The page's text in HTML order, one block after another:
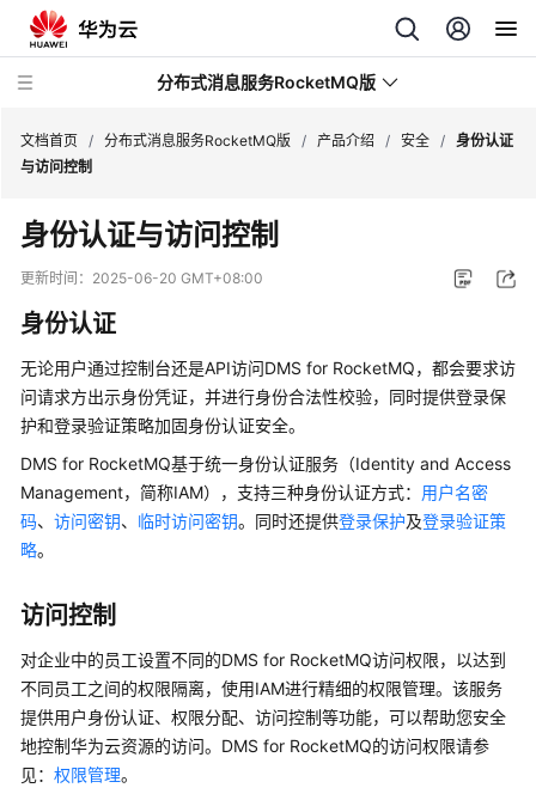
分布式消息服务RocketMQ版
最
新
动
务
公
告
品
介
图
Kafka、
RabbitMQ
和
RocketMQ
的
文档首页 / 分布式消息服务RocketMQ版 / 产品介绍 / 安全 / 身份认证
与访问控制
身份认证与访问控制
更新时间： 2025-06-20 GMT+08:00
身份认证
无论用户通过控制台还是API访问DMS for RocketMQ，都会要求访
问请求方出示身份凭证，并进行身份合法性校验，同时提供登录保
护和登录验证策略加固身份认证安全。
DMS for RocketMQ基于统一身份认证服务（Identity and Access
Management，简称IAM），支持三种身份认证方式： 用户名密
码、 访问密钥、 临时访问密钥。同时还提供登录保护及登录验证策
略。
访问控制
对企业中的员工设置不同的DMS for RocketMQ访问权限，以达到
不同员工之间的权限隔离，使用IAM进行精细的权限管理。该服务
提供用户身份认证、权限分配、访问控制等功能，可以帮助您安全
地控制华为云资源的访问。DMS for RocketMQ的访问权限请参
见： 权限管理。